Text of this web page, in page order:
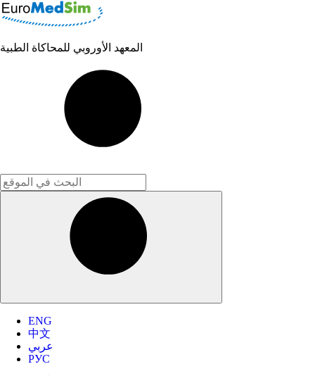
المعهد الأوروبي للمحاكاة الطبية
ENG
中文
عربي
РУС